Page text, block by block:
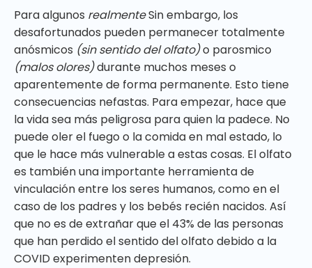
Para algunos realmenteSin embargo, los
desafortunados pueden permanecer totalmente
anósmicos (sin sentido del olfato)o parosmico
(malos olores)durante muchos meses o
aparentemente de forma permanente. Esto tiene
consecuencias nefastas. Para empezar, hace que
la vida sea más peligrosa para quien la padece. No
puede oler el fuego o la comida en mal estado, lo
que le hace más vulnerable a estas cosas. El olfato
es también una importante herramienta de
vinculación entre los seres humanos, como en el
caso de los padres y los bebés recién nacidos. Así
que no es de extrañar que el 43% de las personas
que han perdido el sentido del olfato debido a la
COVID experimenten depresión.